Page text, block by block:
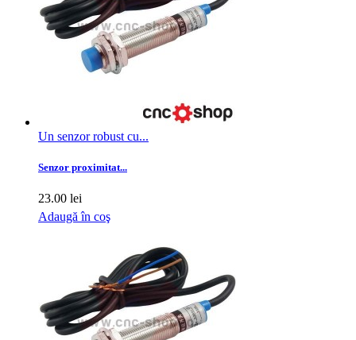
Un senzor robust cu...
Senzor proximitat...
23.00 lei
Adaugă în coş